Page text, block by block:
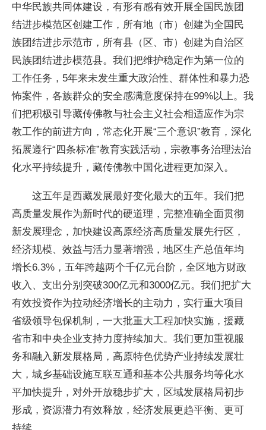
中华民族共同体建设，有形有感有效开展全国民族团
结进步模范区创建工作，所有地（市）创建为全国民
族团结进步示范市，所有县（区、市）创建为自治区
民族团结进步模范县。我们把维护稳定作为第一位的
工作任务，5年来未发生重大政治性、群体性和暴力恐
怖案件，各族群众的安全感满意度保持在99%以上。我
们把积极引导藏传佛教与社会主义社会相适应作为宗
教工作的前进方向，常态化开展“三个意识”教育，深化
拓展遵行“四条标准”教育实践活动，宗教事务治理法治
化水平持续提升，藏传佛教中国化进程更加深入。
这五年是西藏发展最好变化最大的五年。我们把
高质量发展作为新时代的硬道理，完整准确全面贯彻
新发展理念，加快建设高原经济高质量发展先行区，
经济规模、效益与活力显著增强，地区生产总值年均
增长6.3%，五年跨越两个千亿元台阶，全区地方财政
收入、支出分别突破300亿元和3000亿元。我们把扩大
有效投资作为拉动经济增长的主动力，实行重大项目
省级领导包保机制，一大批重大工程加快实施，援藏
省市和中央企业支持力度持续加大。我们更加重视服
务和融入新发展格局，高原特色优势产业持续发展壮
大，城乡基础设施互联互通和基本公共服务均等化水
平加快提升，对外开放稳步扩大，区域发展格局初步
形成，资源潜力有效释放，经济发展更趋平衡、更可
持续。